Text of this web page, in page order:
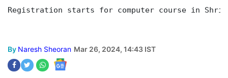
Registration starts for computer course in Shri
By Naresh Sheoran Mar 26, 2024, 14:43 IST